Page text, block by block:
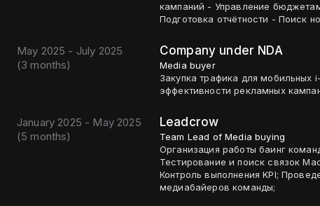
кампаний - Управление
Подготовка отчётности - Поиск
May 2025 - July 2025
(3 months)
Company under NDA
Media buyer
Закупка трафика для
эффективности рекламных
January 2025 - May 2025
(5 months)
Leadcrow
Team Lead of Media buying
Организация работы баинг
Тестирование и поиск связок
Контроль выполнения KPI;
медиабайеров команды;